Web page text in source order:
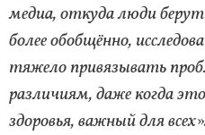
медиа, откуда люди берут
более обобщённо,
тяжело привязывать
различиям, даже когда
здоровья, важный для всех